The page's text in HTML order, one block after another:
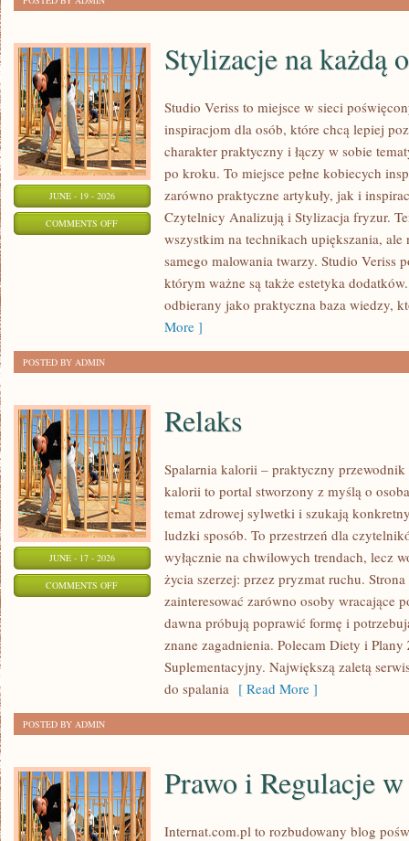
JUNE - 19 - 2026
COMMENTS OFFON
STYLIZACJE
Stylizacje na każdą
Studio Veriss to miejsce w sieci
inspiracjom dla osób, które chcą lepiej
charakter praktyczny i łączy w sobie
po kroku. To miejsce pełne kobiecych
zarówno praktyczne artykuły, jak i
Czytelnicy Analizują i Stylizacja fryzur.
wszystkim na technikach upiększania, ale
samego malowania twarzy. Studio Veriss
którym ważne są także estetyka
odbierany jako praktyczna baza wiedzy,
More ]
POSTED BY ADMIN
JUNE - 17 - 2026
COMMENTS OFFON
Relaks
Spalarnia kalorii – praktyczny
kalorii to portal stworzony z myślą o
temat zdrowej sylwetki i szukają
ludzki sposób. To przestrzeń dla
wyłącznie na chwilowych trendach, lecz
życia szerzej: przez pryzmat ruchu.
zainteresować zarówno osoby wracające
dawna próbują poprawić formę i
znane zagadnienia. Polecam Diety i
Suplementacyjny. Największą zaletą
do spalania [ Read More ]
POSTED BY ADMIN
Prawo i Regulacje
Internat.com.pl to rozbudowany blog